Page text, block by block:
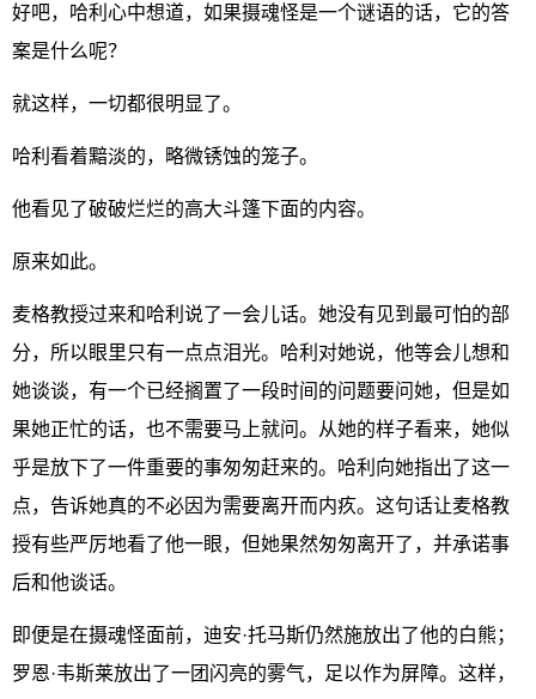
好吧，哈利心中想道，如果摄魂怪是一个谜语的话，它的答
案是什么呢？
就这样，一切都很明显了。
哈利看着黯淡的，略微锈蚀的笼子。
他看见了破破烂烂的高大斗篷下面的内容。
原来如此。
麦格教授过来和哈利说了一会儿话。她没有见到最可怕的部
分，所以眼里只有一点点泪光。哈利对她说，他等会儿想和
她谈谈，有一个已经搁置了一段时间的问题要问她，但是如
果她正忙的话，也不需要马上就问。从她的样子看来，她似
乎是放下了一件重要的事匆匆赶来的。哈利向她指出了这一
点，告诉她真的不必因为需要离开而内疚。这句话让麦格教
授有些严厉地看了他一眼，但她果然匆匆离开了，并承诺事
后和他谈话。
即便是在摄魂怪面前，迪安·托马斯仍然施放出了他的白熊；
罗恩·韦斯莱放出了一团闪亮的雾气，足以作为屏障。这样，